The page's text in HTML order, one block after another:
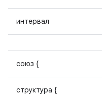
интервал
союз {
структура {